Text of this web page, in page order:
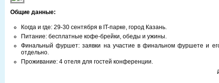
Общие данные:
Когда и где: 29-30 сентября в IT-парке, город Казань.
Питание: бесплатные кофе-брейки, обеды и ужины.
Финальный фуршет: заявки на участие в финальном фуршете и
отдельно.
Проживание: 4 отеля для гостей конференции.